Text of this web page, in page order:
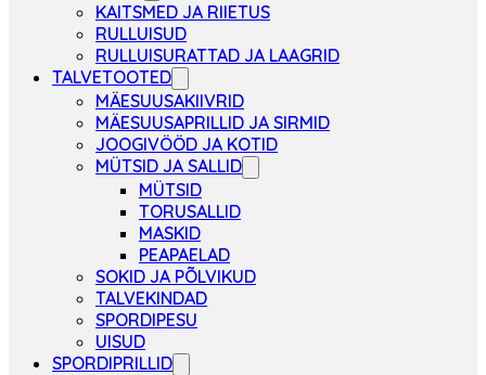
KAITSMED JA RIIETUS
RULLUISUD
RULLUISURATTAD JA LAAGRID
TALVETOOTED
MÄESUUSAKIIVRID
MÄESUUSAPRILLID JA SIRMID
JOOGIVÖÖD JA KOTID
MÜTSID JA SALLID
MÜTSID
TORUSALLID
MASKID
PEAPAELAD
SOKID JA PÕLVIKUD
TALVEKINDAD
SPORDIPESU
UISUD
SPORDIPRILLID